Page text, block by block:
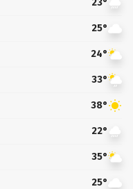
23°
25°
24°
33°
38°
22°
35°
25°